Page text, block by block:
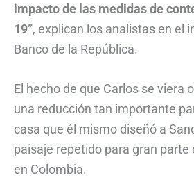
impacto de las medidas de
19”, explican los analistas en el
Banco de la República.
El hecho de que Carlos se viera
una reducción tan importante
casa que él mismo diseñó a
paisaje repetido para gran parte
en Colombia.